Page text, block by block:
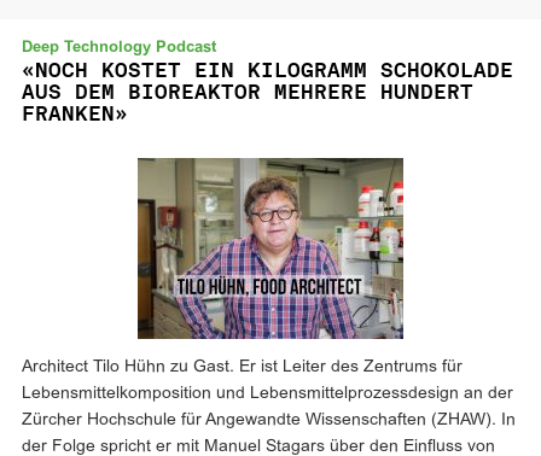
Deep Technology Podcast
«NOCH KOSTET EIN KILOGRAMM SCHOKOLADE
AUS DEM BIOREAKTOR MEHRERE HUNDERT
FRANKEN»
Architect Tilo Hühn zu Gast. Er ist Leiter des Zentrums für
Lebensmittelkomposition und Lebensmittelprozessdesign an der
Zürcher Hochschule für Angewandte Wissenschaften (ZHAW). In
der Folge spricht er mit Manuel Stagars über den Einfluss von